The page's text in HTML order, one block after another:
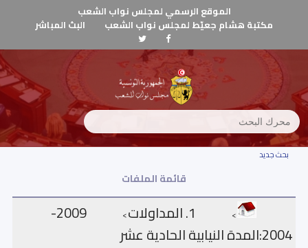
الموقع الرسمي لمجلس نواب الشعب
مكتبة هشام جعيّط لمجلس نواب الشعب
البث المباشر
بحث جديد
قائمة الملفات
> 1. المداولات >
2009-
2004:المدة النيابية الحادية عشر